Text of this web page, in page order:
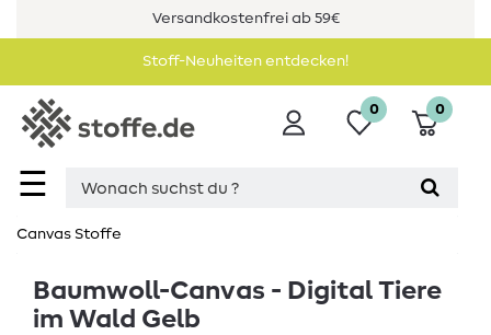
Versandkostenfrei ab 59€
Stoff-Neuheiten entdecken!
☰
0 0
Canvas Stoffe
Baumwoll-Canvas - Digital Tiere
im Wald Gelb